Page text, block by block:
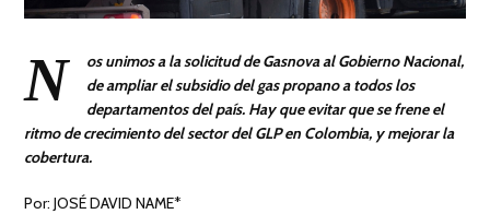
N
os unimos a la solicitud de Gasnova al Gobierno Nacional,
de ampliar el subsidio del gas propano a todos los
departamentos del país. Hay que evitar que se frene el
ritmo de crecimiento del sector del GLP en Colombia, y mejorar la
cobertura.
Por: JOSÉ DAVID NAME*